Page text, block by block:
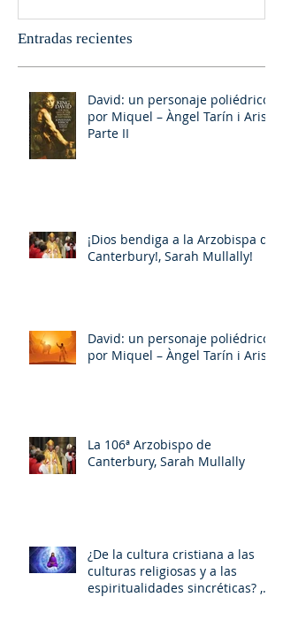
Entradas recientes
David: un personaje poliédrico,
por Miquel – Àngel Tarín i Arisó
Parte II
¡Dios bendiga a la Arzobispa de
Canterbury!, Sarah Mullally!
David: un personaje poliédrico,
por Miquel – Àngel Tarín i Arisó
La 106ª Arzobispo de
Canterbury, Sarah Mullally
¿De la cultura cristiana a las
culturas religiosas y a las
espiritualidades sincréticas? ,